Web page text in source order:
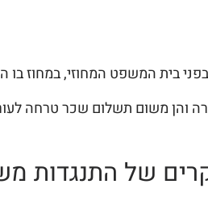
בית המשפט המחוזי, במחוז בו
והן משום תשלום שכר טרחה
של התנגדות